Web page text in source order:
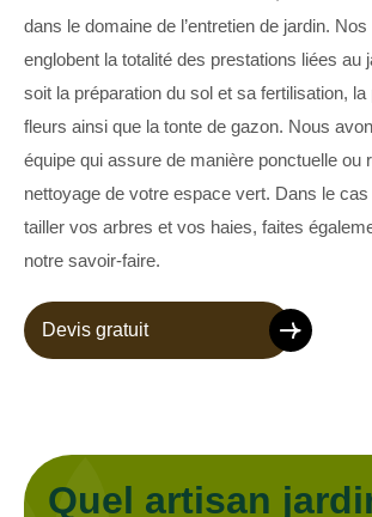
dans le domaine de l’entretien de jardin.
englobent la totalité des prestations liées au
soit la préparation du sol et sa fertilisation, la
fleurs ainsi que la tonte de gazon. Nous
équipe qui assure de manière ponctuelle ou
nettoyage de votre espace vert. Dans le
tailler vos arbres et vos haies, faites
notre savoir-faire.
Devis gratuit
Quel artisan